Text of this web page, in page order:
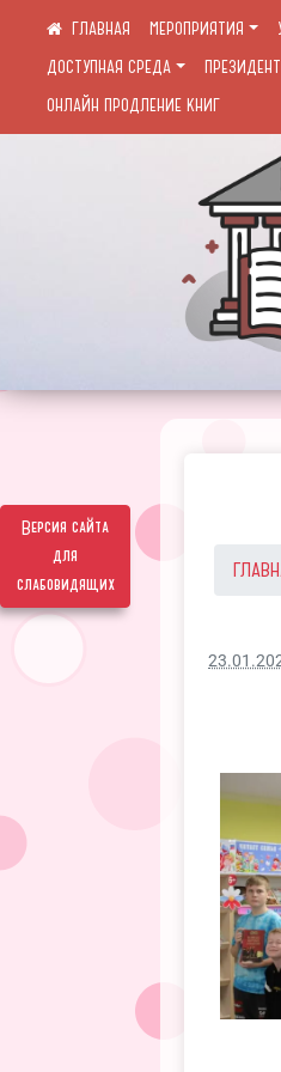
Версия сайта
для
слабовидящих
МЕРОПРИЯТИЯ
ДОСТУПНАЯ СРЕДА
ОНЛАЙН ПРОДЛЕНИЕ КНИГ